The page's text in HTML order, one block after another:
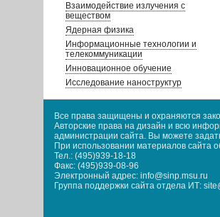
Взаимодействие излучения с
веществом
Ядерная физика
Информационные технологии и
телекоммуникации
Инновационное обучение
Исследование наноструктур
Все права защищены и охраняются
Авторские права на дизайн и всю
администрации сайта. Вы можете
При использовании материалов сайта
Тел.: (495)939-18-18
Факс: (495)939-08-96
Электронный адрес: info@sinp.msu.ru
Группа поддержки сайта отдела ИТ: